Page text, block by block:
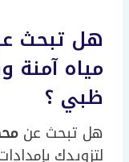
هل تبحث
مياه آمنة
ظبي ؟
هل تبحث عن
لتزويدك